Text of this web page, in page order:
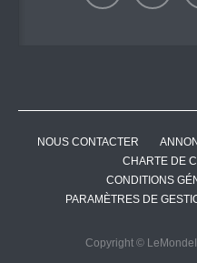
NOUS CONTACTER
CHARTE DE
CONDITIONS
PARAMÈTRES DE
Copyright ©